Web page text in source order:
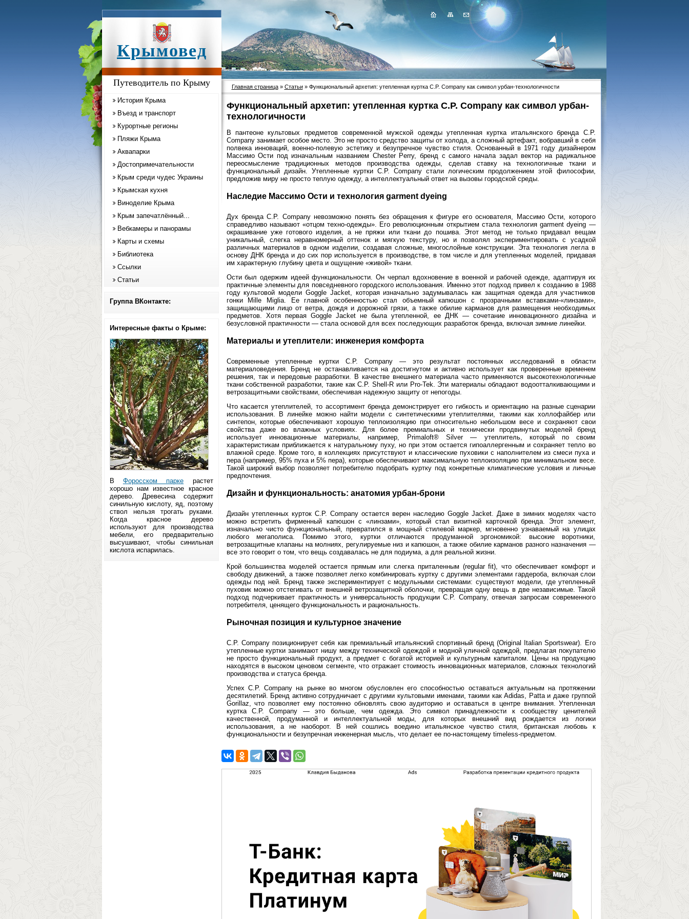
Крымовед
Путеводитель по Крыму
История Крыма
Въезд и транспорт
Курортные регионы
Пляжи Крыма
Аквапарки
Достопримечательности
Крым среди чудес Украины
Крымская кухня
Виноделие Крыма
Крым запечатлённый...
Вебкамеры и панорамы
Карты и схемы
Библиотека
Ссылки
Статьи
Группа ВКонтакте:
Интересные факты о Крыме:
В Форосском парке растет
хорошо нам известное красное
дерево. Древесина содержит
синильную кислоту, яд, поэтому
ствол нельзя трогать руками.
Когда красное дерево
используют для производства
мебели, его предварительно
высушивают, чтобы синильная
кислота испарилась.
Главная страница» Статьи» Функциональный архетип: утепленная куртка C.P. Company как символ урбан-технологичности
Функциональный архетип: утепленная куртка C.P. Company как символ урбан-
технологичности
В пантеоне культовых предметов современной мужской одежды утепленная куртка итальянского бренда C.P.
Company занимает особое место. Это не просто средство защиты от холода, а сложный артефакт, вобравший в себя
полвека инноваций, военно-полевую эстетику и безупречное чувство стиля. Основанный в 1971 году дизайнером
Массимо Ости под изначальным названием Chester Perry, бренд с самого начала задал вектор на радикальное
переосмысление традиционных методов производства одежды, сделав ставку на технологичные ткани и
функциональный дизайн. Утепленные куртки C.P. Company стали логическим продолжением этой философии,
предложив миру не просто теплую одежду, а интеллектуальный ответ на вызовы городской среды.
Наследие Массимо Ости и технология garment dyeing
Дух бренда C.P. Company невозможно понять без обращения к фигуре его основателя, Массимо Ости, которого
справедливо называют «отцом техно-одежды». Его революционным открытием стала технология garment dyeing —
окрашивание уже готового изделия, а не пряжи или ткани до пошива. Этот метод не только придавал вещам
уникальный, слегка неравномерный оттенок и мягкую текстуру, но и позволял экспериментировать с усадкой
различных материалов в одном изделии, создавая сложные, многослойные конструкции. Эта технология легла в
основу ДНК бренда и до сих пор используется в производстве, в том числе и для утепленных моделей, придавая
им характерную глубину цвета и ощущение «живой» ткани.
Ости был одержим идеей функциональности. Он черпал вдохновение в военной и рабочей одежде, адаптируя их
практичные элементы для повседневного городского использования. Именно этот подход привел к созданию в 1988
году культовой модели Goggle Jacket, которая изначально задумывалась как защитная одежда для участников
гонки Mille Miglia. Ее главной особенностью стал объемный капюшон с прозрачными вставками-«линзами»,
защищающими лицо от ветра, дождя и дорожной грязи, а также обилие карманов для размещения необходимых
предметов. Хотя первая Goggle Jacket не была утепленной, ее ДНК — сочетание инновационного дизайна и
безусловной практичности — стала основой для всех последующих разработок бренда, включая зимние линейки.
Материалы и утеплители: инженерия комфорта
Современные утепленные куртки C.P. Company — это результат постоянных исследований в области
материаловедения. Бренд не останавливается на достигнутом и активно использует как проверенные временем
решения, так и передовые разработки. В качестве внешнего материала часто применяются высокотехнологичные
ткани собственной разработки, такие как C.P. Shell-R или Pro-Tek. Эти материалы обладают водоотталкивающими и
ветрозащитными свойствами, обеспечивая надежную защиту от непогоды.
Что касается утеплителей, то ассортимент бренда демонстрирует его гибкость и ориентацию на разные сценарии
использования. В линейке можно найти модели с синтетическими утеплителями, такими как холлофайбер или
синтепон, которые обеспечивают хорошую теплоизоляцию при относительно небольшом весе и сохраняют свои
свойства даже во влажных условиях. Для более премиальных и технически продвинутых моделей бренд
использует инновационные материалы, например, Primaloft® Silver — утеплитель, который по своим
характеристикам приближается к натуральному пуху, но при этом остается гипоаллергенным и сохраняет тепло во
влажной среде. Кроме того, в коллекциях присутствуют и классические пуховики с наполнителем из смеси пуха и
пера (например, 95% пуха и 5% пера), которые обеспечивают максимальную теплоизоляцию при минимальном весе.
Такой широкий выбор позволяет потребителю подобрать куртку под конкретные климатические условия и личные
предпочтения.
Дизайн и функциональность: анатомия урбан-брони
Дизайн утепленных курток C.P. Company остается верен наследию Goggle Jacket. Даже в зимних моделях часто
можно встретить фирменный капюшон с «линзами», который стал визитной карточкой бренда. Этот элемент,
изначально чисто функциональный, превратился в мощный стилевой маркер, мгновенно узнаваемый на улицах
любого мегаполиса. Помимо этого, куртки отличаются продуманной эргономикой: высокие воротники,
ветрозащитные клапаны на молниях, регулируемые низ и капюшон, а также обилие карманов разного назначения —
все это говорит о том, что вещь создавалась не для подиума, а для реальной жизни.
Крой большинства моделей остается прямым или слегка приталенным (regular fit), что обеспечивает комфорт и
свободу движений, а также позволяет легко комбинировать куртку с другими элементами гардероба, включая слои
одежды под ней. Бренд также экспериментирует с модульными системами: существуют модели, где утепленный
пуховик можно отстегивать от внешней ветрозащитной оболочки, превращая одну вещь в две независимые. Такой
подход подчеркивает практичность и универсальность продукции C.P. Company, отвечая запросам современного
потребителя, ценящего функциональность и рациональность.
Рыночная позиция и культурное значение
C.P. Company позиционирует себя как премиальный итальянский спортивный бренд (Original Italian Sportswear). Его
утепленные куртки занимают нишу между технической одеждой и модной уличной одеждой, предлагая покупателю
не просто функциональный продукт, а предмет с богатой историей и культурным капиталом. Цены на продукцию
находятся в высоком ценовом сегменте, что отражает стоимость инновационных материалов, сложных технологий
производства и статуса бренда.
Успех C.P. Company на рынке во многом обусловлен его способностью оставаться актуальным на протяжении
десятилетий. Бренд активно сотрудничает с другими культовыми именами, такими как Adidas, Patta и даже группой
Gorillaz, что позволяет ему постоянно обновлять свою аудиторию и оставаться в центре внимания. Утепленная
куртка C.P. Company — это больше, чем одежда. Это символ принадлежности к сообществу ценителей
качественной, продуманной и интеллектуальной моды, для которых внешний вид рождается из логики
использования, а не наоборот. В ней сошлись воедино итальянское чувство стиля, британская любовь к
функциональности и безупречная инженерная мысль, что делает ее по-настоящему timeless-предметом.